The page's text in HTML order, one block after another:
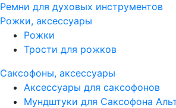
Ремни для духовых инструментов
Рожки, аксессуары
Рожки
Трости для рожков
Саксофоны, аксессуары
Аксессуары для саксофонов
Мундштуки для Саксофона